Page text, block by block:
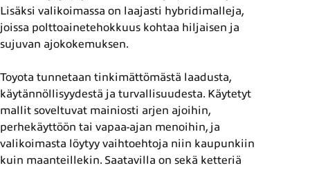
Lisäksi valikoimassa on laajasti hybridimalleja,
joissa polttoainetehokkuus kohtaa hiljaisen ja
sujuvan ajokokemuksen.
Toyota tunnetaan tinkimättömästä laadusta,
käytännöllisyydestä ja turvallisuudesta. Käytetyt
mallit soveltuvat mainiosti arjen ajoihin,
perhekäyttöön tai vapaa-ajan menoihin, ja
valikoimasta löytyy vaihtoehtoja niin kaupunkiin
kuin maanteillekin. Saatavilla on sekä ketteriä